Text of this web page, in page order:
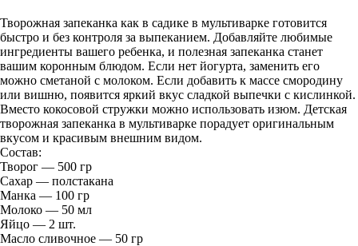
Творожная запеканка как в садике в мультиварке готовится
быстро и без контроля за выпеканием. Добавляйте любимые
ингредиенты вашего ребенка, и полезная запеканка станет
вашим коронным блюдом. Если нет йогурта, заменить его
можно сметаной с молоком. Если добавить к массе смородину
или вишню, появится яркий вкус сладкой выпечки с кислинкой.
Вместо кокосовой стружки можно использовать изюм. Детская
творожная запеканка в мультиварке порадует оригинальным
вкусом и красивым внешним видом.
Состав:
Творог — 500 гр
Сахар — полстакана
Манка — 100 гр
Молоко — 50 мл
Яйцо — 2 шт.
Масло сливочное — 50 гр